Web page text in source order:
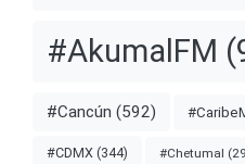
#AkumalFM
#Cancún (592)
#CDMX (344) #Chetumal